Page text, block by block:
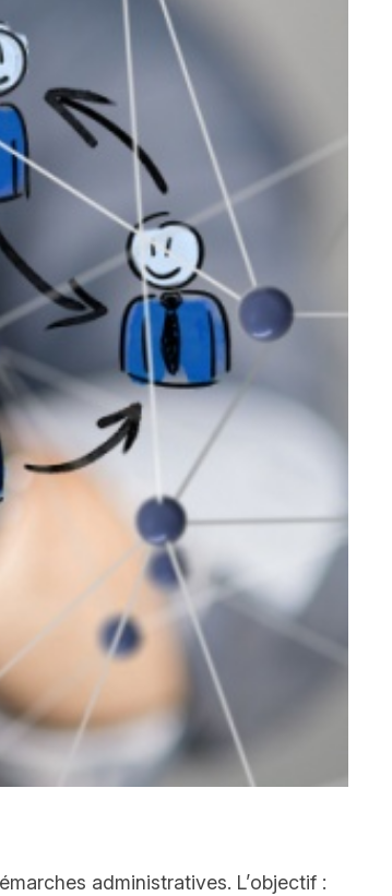
administratives. L’objectif :